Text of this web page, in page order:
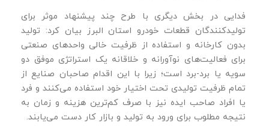
فدایی در بخش دیگری با طرح چند پیشنهاد موثر برای
تولیدکنندگان قطعات خودرو استان البرز بیان کرد: تولید
بدون کارخانه و استفاده از ظرفیت خالی واحدهای صنعتی
برای فعالیت‌های نوآورانه و خلاقانه یک استراتژی موفق دو
سویه یا برد-برد است؛ زیرا با این اقدام صاحبان صنایع از
تمام ظرفیت تولیدی تحت اختیار خود استفاده می‌کنند و فرد
یا افراد صاحب ایده نیز با صرف کم‌ترین هزینه و زمان به
نتیجه مطلوب برای ورود به تولید و بازار کار دست می‌یابند.